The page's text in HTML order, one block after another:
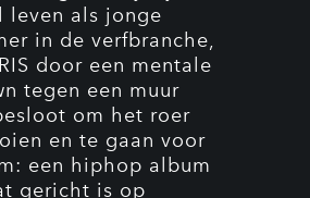
leven als jonge
in de verfbranche,
door een mentale
tegen een muur
om het roer
en te gaan voor
een hiphop album
gericht is op